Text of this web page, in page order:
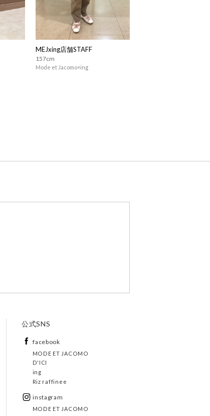
MEJxing店舗STAFF
157cm
Mode et Jacomo×ing
公式SNS
facebook
MODE ET JACOMO
D'ICI
ing
Riz raffinee
instagram
MODE ET JACOMO